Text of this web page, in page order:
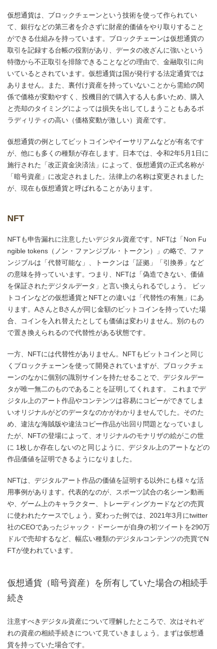
仮想通貨は、ブロックチェーンという技術を使って作られてい
て、銀行などの第三者を介さずに財産的価値をやり取りすること
ができる仕組みを持っています。ブロックチェーンは仮想通貨の
取引を記録する台帳の役割があり、データの改ざんに強いという
特徴から不正取引を排除できることなどの理由で、金融取引に向
いているとされています。仮想通貨は国が発行する法定通貨では
ありません。また、裏付け資産を持っていないことから需給の関
係で価格が変動やすく、投機目的で購入する人も多いため、購入
と売却のタイミングによっては損失を出してしまうこともあるボ
ラディリティの高い（価格変動が激しい）資産です。
仮想通貨の例としてビットコインやイーサリアムなどが有名です
が、他にも多くの種類が存在します。日本では、令和2年5月1日に
施行された「改正資金決済法」によって、仮想通貨の正式名称が
「暗号資産」に改定されました。法律上の名称は変更されました
が、現在も仮想通貨と呼ばれることがあります。
NFT
NFTも申告漏れに注意したいデジタル資産です。NFTは「Non Fu
ngible tokens（ノン・ファンジブル・トークン）」の略で、ファ
ンジブルは「代替可能な」、トークンは「証拠」「引換券」など
の意味を持っていいます。つまり、NFTは「偽造できない、価値
を保証されたデジタルデータ」と言い換えられるでしょう。 ビッ
トコインなどの仮想通貨とNFTとの違いは「代替性の有無」にあ
ります。AさんとBさんが同じ金額のビットコインを持っていた場
合、コインを入れ替えたとしても価値は変わりません。別のもの
で置き換えられるので代替性がある状態です。
一方、NFTには代替性がありません。NFTもビットコインと同じ
くブロックチェーンを使って開発されていますが、ブロックチェ
ーンのなかに個別の識別サインを持たせることで、デジタルデー
タが唯一無二のものであることを証明してくれます。 これまでデ
ジタル上のアート作品やコンテンツは容易にコピーができてしま
いオリジナルがどのデータなのかがわかりませんでした。そのた
め、違法な海賊版や違法コピー作品が出回り問題となっていまし
たが、NFTの登場によって、オリジナルのモナリザの絵がこの世
に 1枚しか存在しないのと同じように、デジタル上のアートなどの
作品価値を証明できるようになりました。
NFTは、デジタルアート作品の価値を証明する以外にも様々な活
用事例があります。代表的なのが、スポーツ試合の名シーン動画
や、ゲーム上のキャラクター、トレーディングカードなどの売買
に使われたケースでしょう。変わった例では、2021年3月にtwitter
社のCEOであったジャック・ドーシーが自身の初ツイートを290万
ドルで売却するなど、幅広い種類のデジタルコンテンツの売買でN
FTが使われています。
仮想通貨（暗号資産）を所有していた場合の相続手
続き
注意すべきデジタル資産について理解したところで、次はそれぞ
れの資産の相続手続きについて見ていきましょう。まずは仮想通
貨を持っていた場合です。